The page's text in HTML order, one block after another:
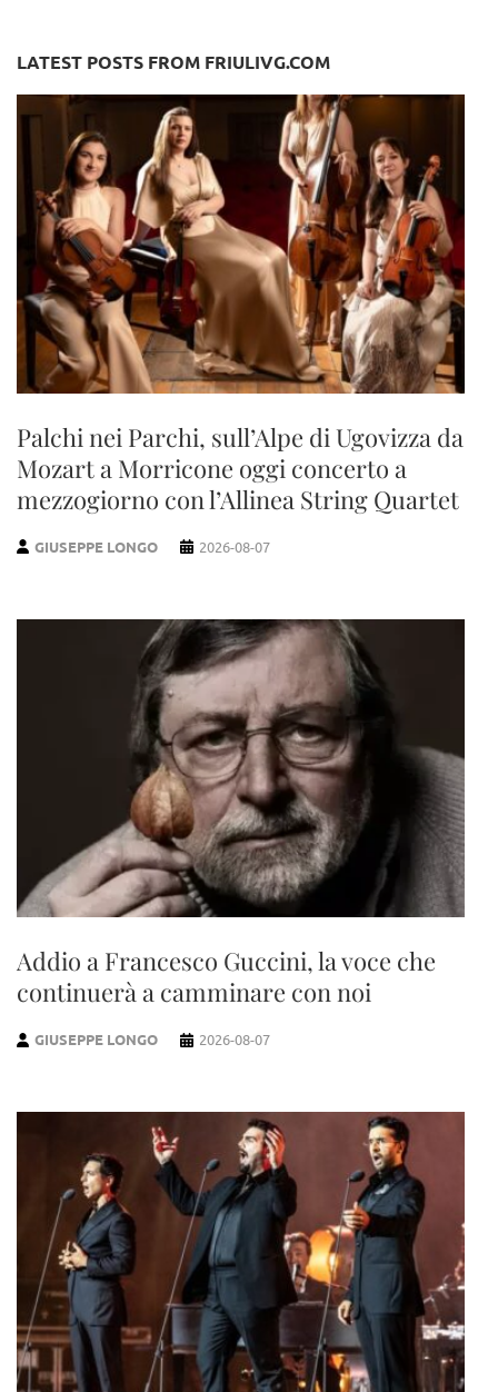
LATEST POSTS FROM FRIULIVG.COM
Palchi nei Parchi, sull’Alpe di Ugovizza da
Mozart a Morricone oggi concerto a
mezzogiorno con l’Allinea String Quartet
GIUSEPPE LONGO 2026-08-07
Addio a Francesco Guccini, la voce che
continuerà a camminare con noi
GIUSEPPE LONGO 2026-08-07